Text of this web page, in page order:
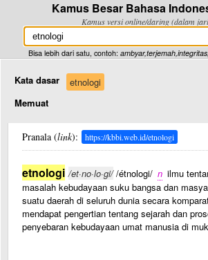
Kamus Besar Bahasa
Kamus versi online/daring (dalam
Bisa lebih dari satu, contoh:
Kata dasar
etnologi
Memuat
Pranala (link): https://kbbi.web.id/etnologi
etnologi /et·no·lo·gi//étnologi/ n ilmu
masalah kebudayaan suku bangsa dan
suatu daerah di seluruh dunia secara
mendapat pengertian tentang sejarah dan
penyebaran kebudayaan umat manusia di